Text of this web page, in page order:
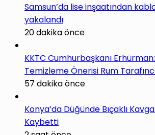
Samsun’da lise inşaatından kablo
yakalandı
20 dakika önce
KKTC Cumhurbaşkanı Erhürman:
Temizleme Önerisi Rum
57 dakika önce
Konya’da Düğünde Bıçaklı
Kaybetti